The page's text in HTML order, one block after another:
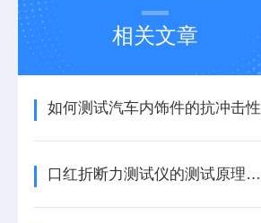
相关文章
如何测试汽车内饰件的抗冲击性
口红折断力测试仪的测试原理重要性